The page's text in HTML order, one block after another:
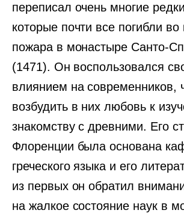
переписал очень многие
которые почти все погибли во
пожара в монастыре Санто-
(1471). Он воспользовался
влиянием на современников,
возбудить в них любовь к
знакомству с древними. Его
Флоренции была основана
греческого языка и его
из первых он обратил
на жалкое состояние наук в